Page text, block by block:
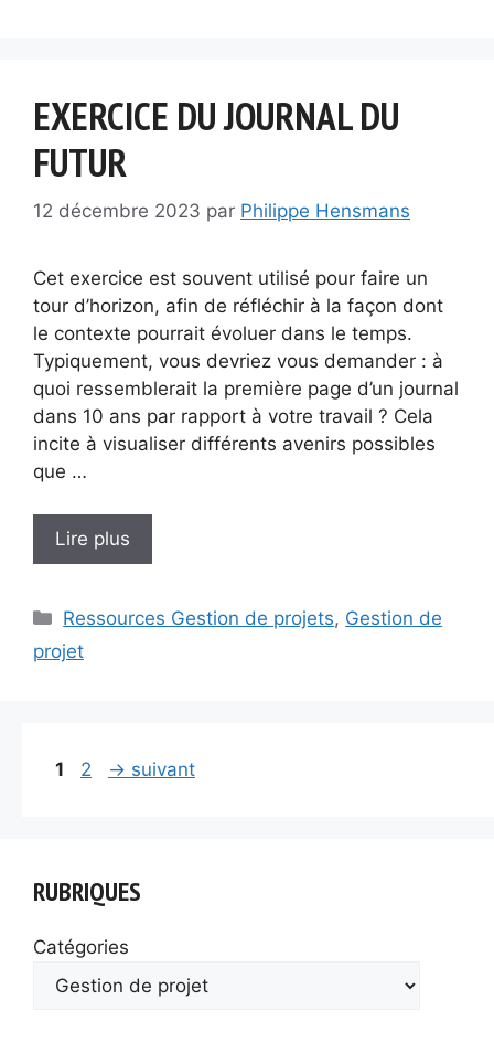
EXERCICE DU JOURNAL DU
FUTUR
12 décembre 2023 par Philippe Hensmans
Cet exercice est souvent utilisé pour faire un
tour d’horizon, afin de réfléchir à la façon dont
le contexte pourrait évoluer dans le temps.
Typiquement, vous devriez vous demander : à
quoi ressemblerait la première page d’un journal
dans 10 ans par rapport à votre travail ? Cela
incite à visualiser différents avenirs possibles
que …
Lire plus
Catégories
Ressources Gestion de projets, Gestion de
projet
Page
1 Page
2 → suivant
RUBRIQUES
Catégories